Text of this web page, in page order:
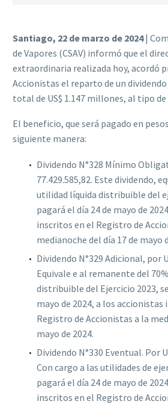
Santiago, 22 de marzo de 2024|
de Vapores (CSAV) informó que el
extraordinaria realizada hoy, acordó
Accionistas el reparto de un
total de US$ 1.147 millones, al tipo de
El beneficio, que será pagado en
siguiente manera:
Dividendo N°328 Mínimo
77.429.585,82. Este dividendo,
utilidad líquida distribuible del
pagará el día 24 de mayo de
inscritos en el Registro de
medianoche del día 17 de mayo
Dividendo N°329 Adicional, por
Equivale e al remanente del
distribuible del Ejercicio 2023,
mayo de 2024, a los accionistas
Registro de Accionistas a la
mayo de 2024.
Dividendo N°330 Eventual. Por
Con cargo a las utilidades de
pagará el día 24 de mayo de
inscritos en el Registro de